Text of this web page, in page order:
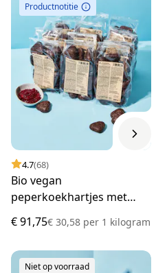
Productnotitie
4.7(68)
Bio vegan
peperkoekhartjes met
€ 91,75€ 30,58 per 1 kilogram
Niet op voorraad